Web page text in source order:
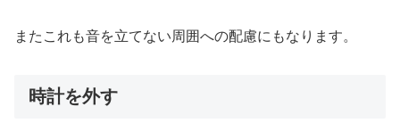
またこれも音を立てない周囲への配慮にもなります。
時計を外す